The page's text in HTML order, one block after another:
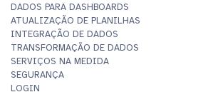
DADOS PARA DASHBOARDS
ATUALIZAÇÃO DE PLANILHAS
INTEGRAÇÃO DE DADOS
TRANSFORMAÇÃO DE DADOS
SERVIÇOS NA MEDIDA
SEGURANÇA
LOGIN